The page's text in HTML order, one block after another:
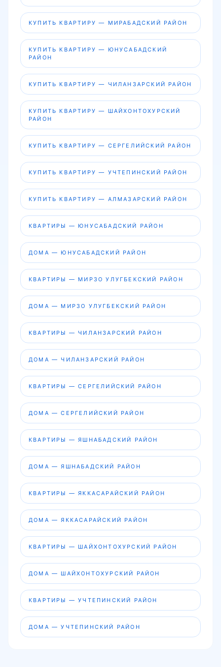
КУПИТЬ КВАРТИРУ — МИРАБАДСКИЙ РАЙОН
КУПИТЬ КВАРТИРУ — ЮНУСАБАДСКИЙ
РАЙОН
КУПИТЬ КВАРТИРУ — ЧИЛАНЗАРСКИЙ РАЙОН
КУПИТЬ КВАРТИРУ — ШАЙХОНТОХУРСКИЙ
РАЙОН
КУПИТЬ КВАРТИРУ — СЕРГЕЛИЙСКИЙ РАЙОН
КУПИТЬ КВАРТИРУ — УЧТЕПИНСКИЙ РАЙОН
КУПИТЬ КВАРТИРУ — АЛМАЗАРСКИЙ РАЙОН
КВАРТИРЫ — ЮНУСАБАДСКИЙ РАЙОН
ДОМА — ЮНУСАБАДСКИЙ РАЙОН
КВАРТИРЫ — МИРЗО УЛУГБЕКСКИЙ РАЙОН
ДОМА — МИРЗО УЛУГБЕКСКИЙ РАЙОН
КВАРТИРЫ — ЧИЛАНЗАРСКИЙ РАЙОН
ДОМА — ЧИЛАНЗАРСКИЙ РАЙОН
КВАРТИРЫ — СЕРГЕЛИЙСКИЙ РАЙОН
ДОМА — СЕРГЕЛИЙСКИЙ РАЙОН
КВАРТИРЫ — ЯШНАБАДСКИЙ РАЙОН
ДОМА — ЯШНАБАДСКИЙ РАЙОН
КВАРТИРЫ — ЯККАСАРАЙСКИЙ РАЙОН
ДОМА — ЯККАСАРАЙСКИЙ РАЙОН
КВАРТИРЫ — ШАЙХОНТОХУРСКИЙ РАЙОН
ДОМА — ШАЙХОНТОХУРСКИЙ РАЙОН
КВАРТИРЫ — УЧТЕПИНСКИЙ РАЙОН
ДОМА — УЧТЕПИНСКИЙ РАЙОН